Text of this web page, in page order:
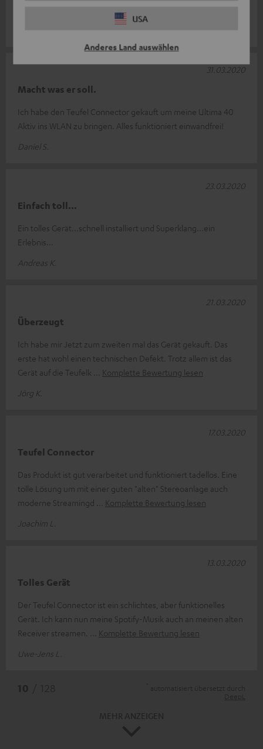
USA
Anderes Land auswählen
Macht was er soll.
Ich habe den Teufel Connector gekauft um meine Ultima 40
Aktiv ins WLAN zu bringen. Alles funktioniert einwandfrei!
Daniel S.
31.03.2020
Einfach toll...
Ein tolles Gerät...schnell installiert und Superklang...ein
Erlebnis...
Andreas K.
23.03.2020
Überzeugt
Ich habe mir Jetzt zum zweiten mal das Gerät gekauft. Das
erste hat wohl einen technischen Defekt. Trotz allem ist das
Gerät auf die Teufelk
Komplette Bewertung lesen
Jörg K.
21.03.2020
Teufel Connector
Das Produkt ist gut verarbeitet und funktioniert tadellos. Eine
tolle Lösung um mit einer guten "alten" Stereoanlage auch
moderne Streamingd
Komplette Bewertung lesen
Joachim L.
17.03.2020
Tolles Gerät
Der Teufel Connector ist ein schlichtes, aber funktionelles
Gerät. Ich kann nun meine Spotify-Musik auch an meinen alten
Receiver streamen.
Komplette Bewertung lesen
Uwe-Jens L.
13.03.2020